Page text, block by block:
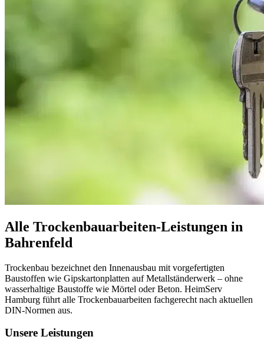
Alle Trockenbauarbeiten-Leistungen in
Bahrenfeld
Trockenbau bezeichnet den Innenausbau mit vorgefertigten
Baustoffen wie Gipskartonplatten auf Metallständerwerk – ohne
wasserhaltige Baustoffe wie Mörtel oder Beton. HeimServ
Hamburg führt alle Trockenbauarbeiten fachgerecht nach aktuellen
DIN-Normen aus.
Unsere Leistungen